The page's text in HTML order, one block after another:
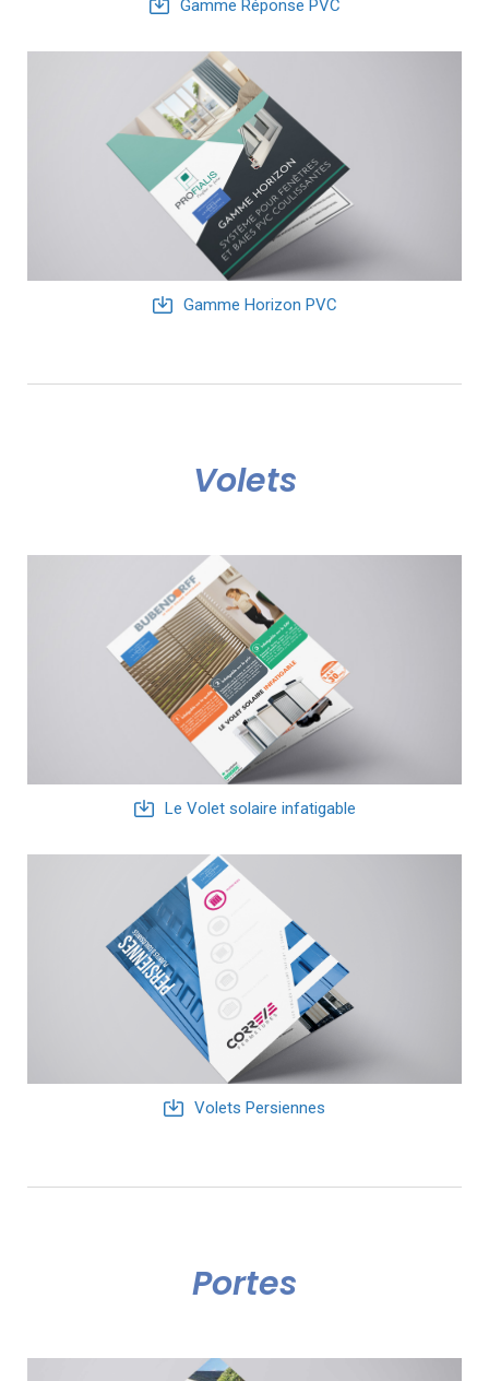
Gamme Réponse PVC
Gamme Horizon PVC
Volets
Le Volet solaire infatigable
Volets Persiennes
Portes